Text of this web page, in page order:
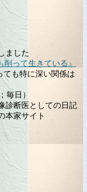
ました
って生きている』
ても特に深い関係は
毎日）
診断医としての日記
本家サイト